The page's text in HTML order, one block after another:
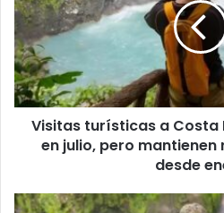
Costa
Rica
crecieron
1,27%
en
julio,
pero
mantienen
desde
Visitas turísticas a Costa
en julio, pero
desde
Costa